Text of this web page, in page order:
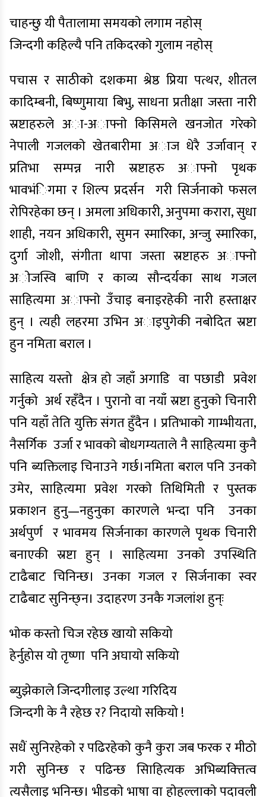
चाहन्छु यी पैतालामा समयकाे लगाम नहाेस्
जिन्दगी कहिल्यै पनि तकिदरकाे गुलाम नहाेस्
पचास र साठीकाे दशकमा श्रेष्ठ प्रिया पत्थर, शीतल
कादिम्बनी, बिष्णुमाया बिभु, साधना प्रतीक्षा जस्ता नारी
स्रष्टाहरुले अा-अाफ्नाे किसिमले खनजाेत गरेकाे
नेपाली गजलकाे खेतबारीमा अाज धेरै उर्जावान् र
प्रतिभा सम्पन्न नारी स्रष्टाहरु अाफ्नाे पृथक
भावभंिगमा र शिल्प प्रदर्सन गरी सिर्जनाकाे फसल
रोपिरहेका छन् । अमला अधिकारी, अनुपमा करारा, सुधा
शाही, नयन अधिकारी, सुमन स्मारिका, अन्जु स्मारिका,
दुर्गा जाेशी, संगीता थापा जस्ता स्रष्टाहरु अाफ्नाे
अाेजस्वि बाणि र काव्य सौन्दर्यका साथ गजल
साहित्यमा अाफ्नाे उँचाइ बनाइरहेकी नारी हस्ताक्षर
हुन् । त्यही लहरमा उभिन अाइपुगेकी नबोदित स्रष्टा
हुन नमिता बराल ।
साहित्य यस्तो क्षेत्र हाे जहाँ अगाडि वा पछाडी प्रवेश
गर्नुको अर्थ रहँदैन । पुरानाे वा नयाँ स्रष्टा हुनुकाे चिनारी
पनि यहाँ तेति युक्ति संगत हुँदैन । प्रतिभाकाे गाम्भीयता,
नैसर्गिक उर्जा र भावकाे बाेधगम्यताले नै साहित्यमा कुनै
पनि ब्यक्तिलाइ चिनाउने गर्छ।नमिता बराल पनि उनकाे
उमेर, साहित्यमा प्रवेश गरकाे तिथिमिती र पुस्तक
प्रकाशन हुनु—नहुनुका कारणले भन्दा पनि उनका
अर्थपुर्ण र भावमय सिर्जनाका कारणले पृथक चिनारी
बनाएकी स्रष्टा हुन् । साहित्यमा उनकाे उपस्थिति
टाढैबाट चिनिन्छ। उनका गजल र सिर्जनाका स्वर
टाढैबाट सुनिन्छ्न। उदाहरण उनकै गजलांश हुन्ः
भाेक कस्तो चिज रहेछ खायाे सकियो
हेर्नुहोस याे तृष्णा पनि अघायाे सकियो
ब्युझेकाले जिन्दगीलाइ उल्था गरिदिय
जिन्दगी के नै रहेछ र? निदायाे सकियो !
सधैं सुनिरहेकाे र पढिरहेकाे कुनै कुरा जब फरक र मीठाे
गरी सुनिन्छ र पढिन्छ सािहित्यक अभिब्यक्त्तित्व
त्यसैलाइ भनिन्छ। भीडकाे भाषा वा हाेहल्लाकाे पदावली